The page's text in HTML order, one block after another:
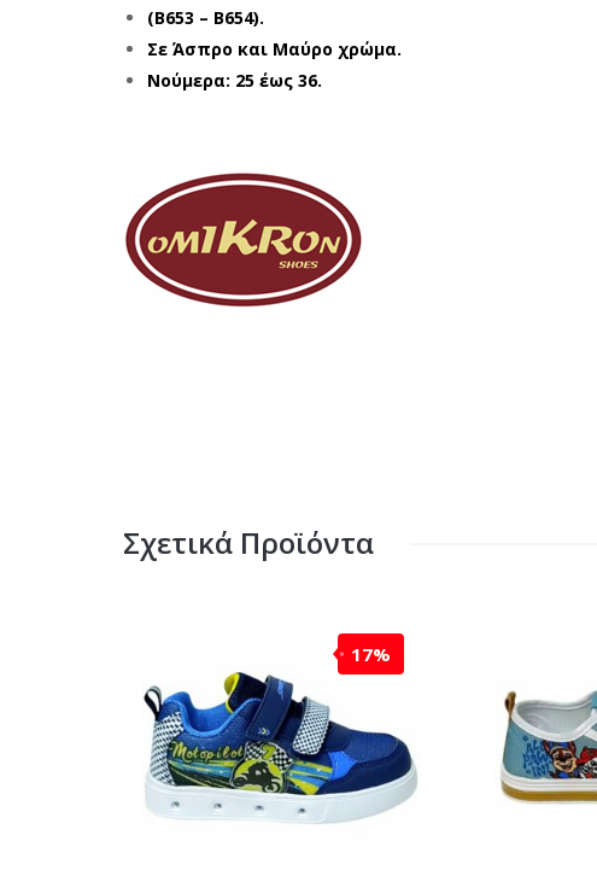
(B653 – B654).
Σε Άσπρο και Μαύρο χρώμα.
Νούμερα: 25 έως 36.
Σχετικά Προϊόντα
17%